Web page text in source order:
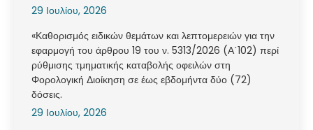
29 Ιουλίου, 2026
«Καθορισμός ειδικών θεμάτων και λεπτομερειών για την
εφαρμογή του άρθρου 19 του ν. 5313/2026 (Α΄102) περί
ρύθμισης τμηματικής καταβολής οφειλών στη
Φορολογική Διοίκηση σε έως εβδομήντα δύο (72)
δόσεις.
29 Ιουλίου, 2026